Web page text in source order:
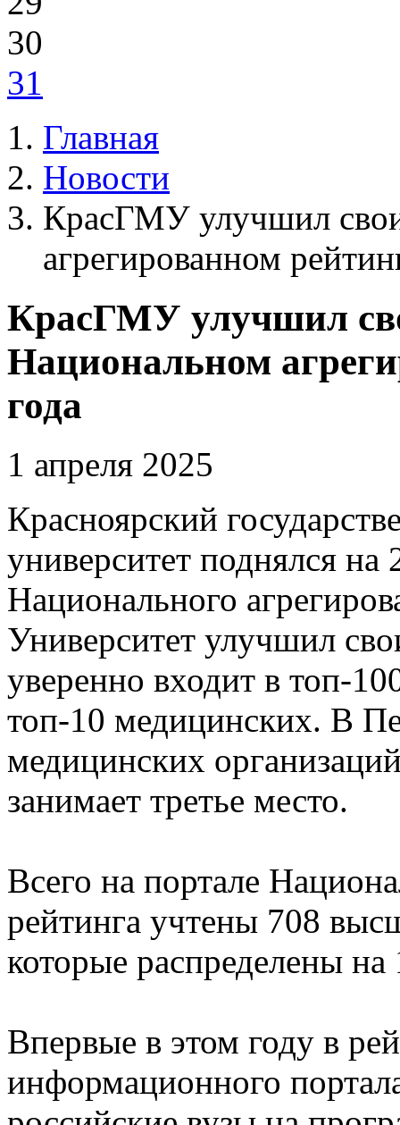
30
31
Главная
Новости
КрасГМУ улучшил
агрегированном
КрасГМУ улучшил
Национальном
года
1 апреля 2025
Красноярский
университет поднялся
Национального
Университет улучшил
уверенно входит в топ-
топ-10 медицинских. В
медицинских
занимает третье место.
Всего на портале
рейтинга учтены 708
которые распределены на
Впервые в этом году в
информационного